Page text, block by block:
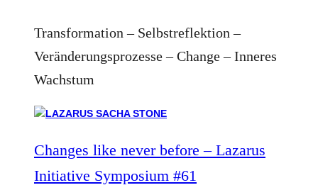
Transformation – Selbstreflektion –
Veränderungsprozesse – Change – Inneres
Wachstum
Changes like never before – Lazarus
Initiative Symposium #61